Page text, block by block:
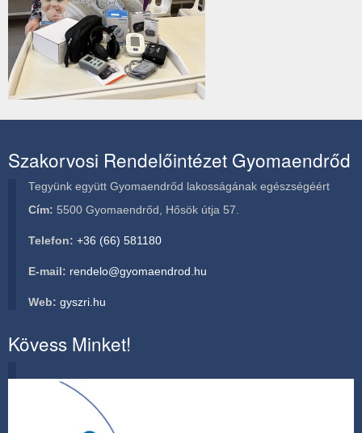
pályázat
Szakorvosi Rendelőintézet Gyomaendrőd
Tegyünk együtt Gyomaendrőd lakosságának egészségéért
Cím: 5500 Gyomaendrőd, Hősök útja 57.
Telefon: +36 (66) 581180
E-mail: rendelo@gyomaendrod.hu
Web: gyszri.hu
Kövess Minket!